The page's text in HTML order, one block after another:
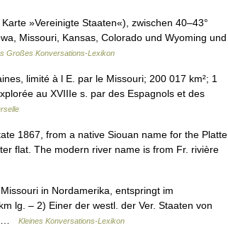
»Vereinigte Staaten«), zwischen 40–43°
Missouri, Kansas, Colorado und Wyoming und
Großes Konversations-Lexikon
limité à l E. par le Missouri; 200 017 km²; 1
au XVIIIe s. par des Espagnols et des
1867, from a native Siouan name for the Platte
flat. The modern river name is from Fr. rivière
in Nordamerika, entspringt im
lg. – 2) Einer der westl. der Ver. Staaten von
…
Kleines Konversations-Lexikon